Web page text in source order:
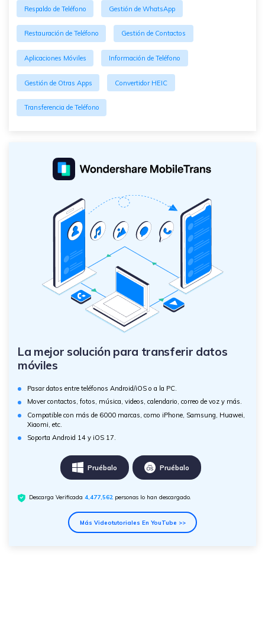
Respaldo de Teléfono Gestión de WhatsApp
Restauración de Teléfono Gestión de Contactos
Aplicaciones Móviles Información de Teléfono
Gestión de Otras Apps Convertidor HEIC
Transferencia de Teléfono
La mejor solución para transferir datos
móviles
Pasar datos entre teléfonos Android/iOS o a la PC.
Mover contactos, fotos, música, videos, calendario, correo de voz y más.
Compatible con más de 6000 marcas, como iPhone, Samsung, Huawei,
Xiaomi, etc.
Soporta Android 14 y iOS 17.
Pruébalo Pruébalo
Descarga Verificada4,477,565 personas lo han descargado.
Más Videotutoriales En YouTube >>